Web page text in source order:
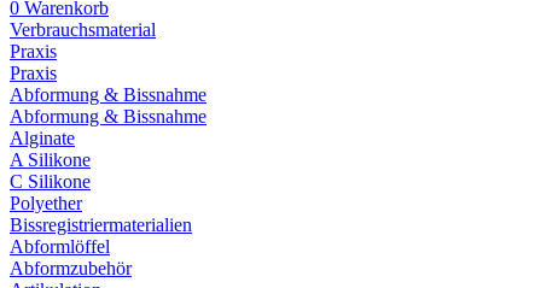
0 Warenkorb
Verbrauchsmaterial
Praxis
Praxis
Abformung & Bissnahme
Abformung & Bissnahme
Alginate
A Silikone
C Silikone
Polyether
Bissregistriermaterialien
Abformlöffel
Abformzubehör